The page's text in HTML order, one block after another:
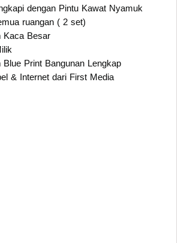
dengan Pintu Kawat Nyamuk
ruangan ( 2 set)
Kaca Besar
Print Bangunan Lengkap
& Internet dari First Media